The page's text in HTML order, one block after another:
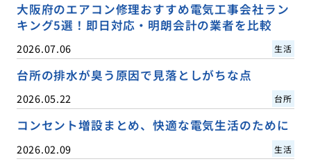
大阪府のエアコン修理おすすめ電気工事会社ラン
キング5選！即日対応・明朗会計の業者を比較
2026.07.06 生活
台所の排水が臭う原因で見落としがちな点
2026.05.22 台所
コンセント増設まとめ、快適な電気生活のために
2026.02.09 生活